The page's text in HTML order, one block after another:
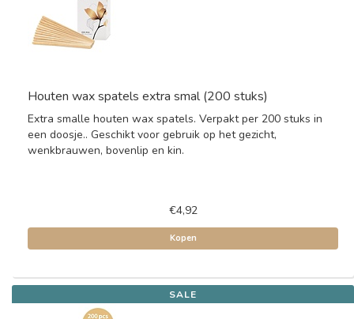
Houten wax spatels extra smal (200 stuks)
Extra smalle houten wax spatels. Verpakt per 200 stuks in
een doosje.. Geschikt voor gebruik op het gezicht,
wenkbrauwen, bovenlip en kin.
€4,92
Kopen
SALE